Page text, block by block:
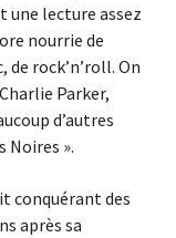
une lecture assez
nourrie de
de rock’n’roll. On
Parker,
d’autres
Noires ».
conquérant des
après sa